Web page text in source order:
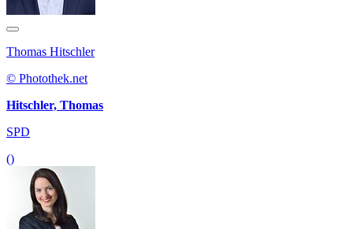
Thomas Hitschler
© Photothek.net
Hitschler, Thomas
SPD
()